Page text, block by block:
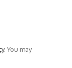
. You may